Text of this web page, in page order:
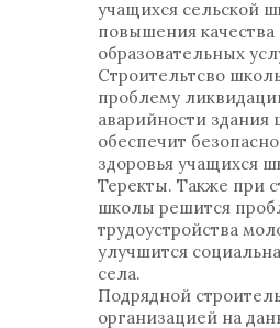
учащихся сельской
повышения качества
образовательных
Строительтсво
проблему
аварийности здания
обеспечит
здоровья учащихся
Теректы. Также при
школы решится
трудоустройства
улучшится
села.
Подрядной
организацией на